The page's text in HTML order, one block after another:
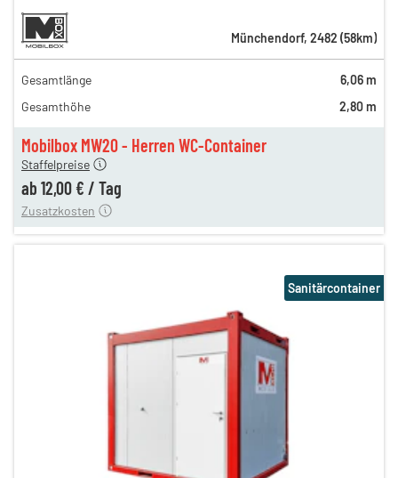
Mobilbox MW20 - Herren WC-Container
Staffelpreise
ab 12,00 € / Tag
74,00 €
85,00 €
Zusatzkosten
Münchendorf, 2482 (58km)
Gesamtlänge
6,06 m
Gesamthöhe
2,80 m
Sanitärcontainer